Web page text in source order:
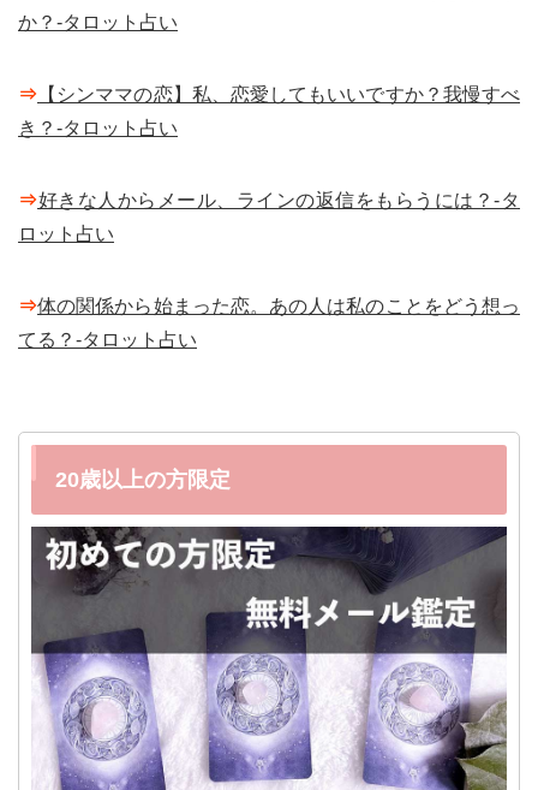
か？-タロット占い
⇒ 【シンママの恋】私、恋愛してもいいですか？我慢すべ
き？-タロット占い
⇒好きな人からメール、ラインの返信をもらうには？-タ
ロット占い
⇒体の関係から始まった恋。あの人は私のことをどう想っ
てる？-タロット占い
20歳以上の方限定